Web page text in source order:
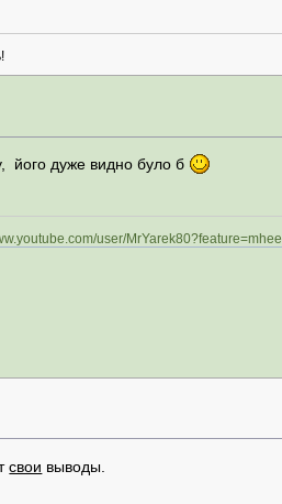
його дуже видно було б
user/MrYarek80?feature=mhee
свои выводы.